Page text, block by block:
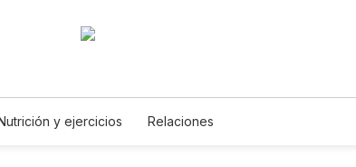
y ejercicios Relaciones